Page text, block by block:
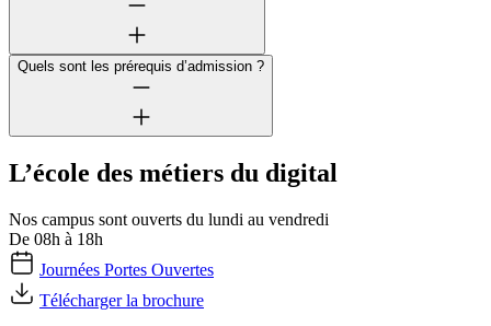
Quels sont les prérequis d’admission ?
L’école des métiers du digital
Nos campus sont ouverts du lundi au vendredi
De 08h à 18h
Journées Portes Ouvertes
Télécharger la brochure